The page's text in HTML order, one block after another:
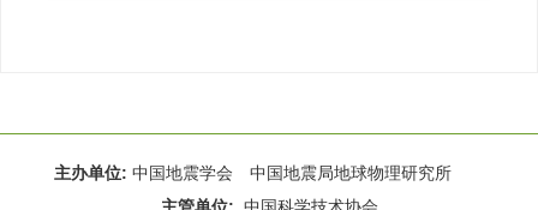
主办单位: 中国地震学会 中国地震局地球物理研究所